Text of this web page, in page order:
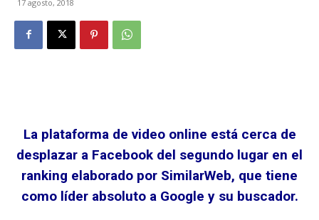
17 agosto, 2018
La plataforma de video online está cerca de
desplazar a Facebook del segundo lugar en el
ranking elaborado por SimilarWeb, que tiene
como líder absoluto a Google y su buscador.